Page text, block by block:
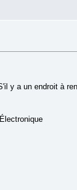
y a un endroit à